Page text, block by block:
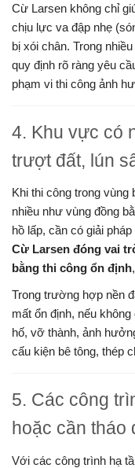
Cừ Larsen không chỉ
chịu lực va đập nhẹ
bị xói chân. Trong
quy định rõ ràng yêu
phạm vi thi công ảnh
4. Khu vực có
trượt đất, lún
Khi thi công trong
nhiều như vùng đồng
hồ lấp, cần có giải
Cừ Larsen đóng vai
bằng thi công ổn định
Trong trường hợp nền
mất ổn định, nếu
hố, vỡ thành, ảnh
cấu kiện bê tông, thép
5. Các công
hoặc cần tháo
Với các công trình hạ